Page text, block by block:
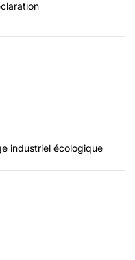
industriel écologique